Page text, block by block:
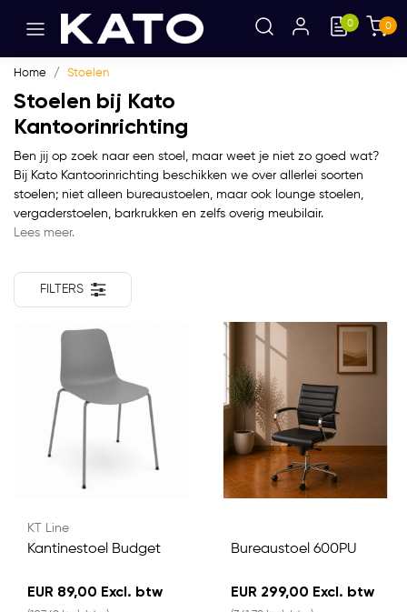
0 0
Home Stoelen
Stoelen bij Kato
Kantoorinrichting
Ben jij op zoek naar een stoel, maar weet je niet zo goed wat?
Bij Kato Kantoorinrichting beschikken we over allerlei soorten
stoelen; niet alleen bureaustoelen, maar ook lounge stoelen,
vergaderstoelen, barkrukken en zelfs overig meubilair.
Lees meer.
FILTERS
KT Line
Kantinestoel Budget
EUR 89,00 Excl. btw
Bureaustoel 600PU
EUR 299,00 Excl. btw